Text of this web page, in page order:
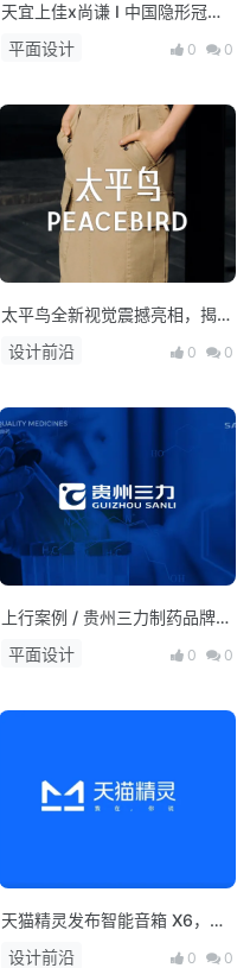
天宜上佳x尚谦 I 中国隐形冠军
上市集团品牌升级
平面设计 0 0
太平鸟全新视觉震撼亮相，揭开
品牌形象新篇章
设计前沿 0 0
上行案例 / 贵州三力制药品牌形
象升级
平面设计 0 0
天猫精灵发布智能音箱 X6，推
出全新品牌标志和口号
设计前沿 0 0